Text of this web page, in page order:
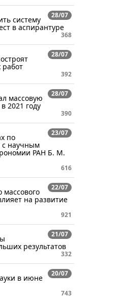
28/07
систему
в аспирантуре
368
28/07
работ
392
28/07
массовую
2021 году
390
23/07
по
с научным
РАН Б. М.
616
22/07
на развитие
921
21/07
результатов
332
20/07
в июне
743